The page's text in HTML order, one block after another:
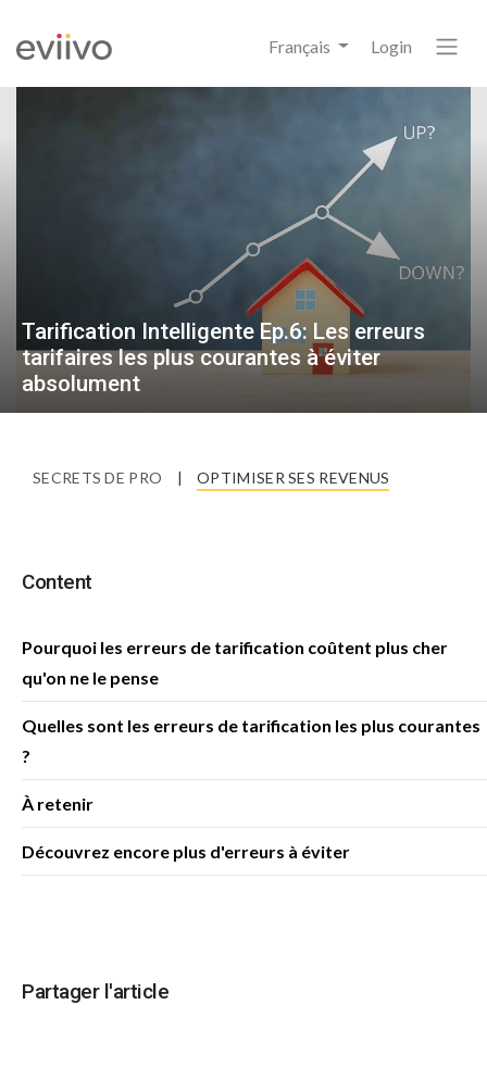
Français Login
Tarification Intelligente Ep.6: Les erreurs
tarifaires les plus courantes à éviter
absolument
SECRETS DE PRO | OPTIMISER SES REVENUS
Content
Pourquoi les erreurs de tarification coûtent plus cher
qu'on ne le pense
Quelles sont les erreurs de tarification les plus courantes
?
À retenir
Découvrez encore plus d'erreurs à éviter
Partager l'article